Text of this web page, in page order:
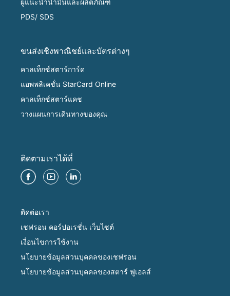
ผู้แนะนำน้ำมันและผลิตภัณฑ์
PDS/ SDS
ขนส่งเชิงพาณิชย์และบัตรต่างๆ
คาลเท็กซ์สตาร์การ์ด
แอพพลิเคชั่น StarCard Online
คาลเท็กซ์สตาร์แคช
วางแผนการเดินทางของคุณ
ติดตามเราได้ที่
ติดต่อเรา
เชฟรอน คอร์ปอเรชั่น เว็บไซต์
เงื่อนไขการใช้งาน
นโยบายข้อมูลส่วนบุคคลของเชฟรอน
นโยบายข้อมูลส่วนบุคคลของสตาร์ ฟูเอลส์